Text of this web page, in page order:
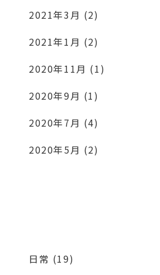
2021年3月 (2)
2021年1月 (2)
2020年11月 (1)
2020年9月 (1)
2020年7月 (4)
2020年5月 (2)
日常 (19)